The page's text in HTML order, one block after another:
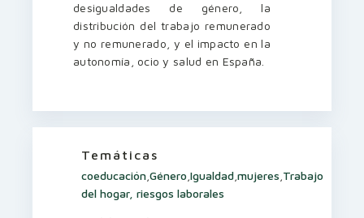
desigualdades de género, la
distribución del trabajo remunerado
y no remunerado, y el impacto en la
autonomía, ocio y salud en España.
Temáticas
coeducación Género Igualdad mujeres Trabajo
del hogar, riesgos laborales